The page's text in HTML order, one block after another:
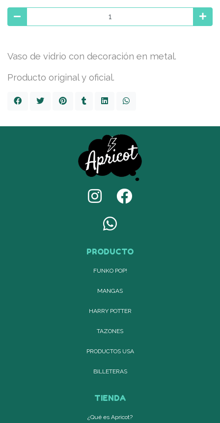
Vaso de vidrio con decoración en metal.
Producto original y oficial.
PRODUCTO
FUNKO POP!
MANGAS
HARRY POTTER
TAZONES
PRODUCTOS USA
BILLETERAS
TIENDA
¿Qué es Apricot?